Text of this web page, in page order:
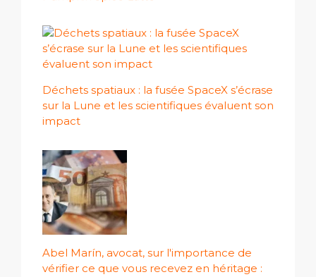
Déchets spatiaux : la fusée SpaceX s’écrase
sur la Lune et les scientifiques évaluent son
impact
Abel Marín, avocat, sur l'importance de
vérifier ce que vous recevez en héritage :